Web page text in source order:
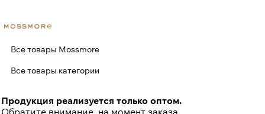
Все товары Mossmore
Все товары категории
Продукция реализуется только оптом.
Обратите внимание, на момент заказа